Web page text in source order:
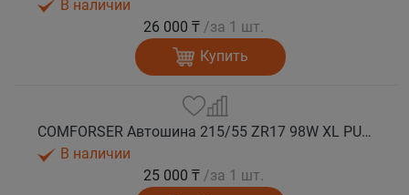
В наличии
26 000 ₸ /за 1 шт.
Купить
COMFORSER Автошина 215/55 ZR17 98W XL PURESPEED лето
В наличии
25 000 ₸ /за 1 шт.